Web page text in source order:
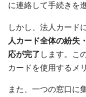
に連絡して手続きを
しかし、法人カード
人カード全体の紛失
応が完了 します。こ
カードを使用するメ
また、一つの窓口に